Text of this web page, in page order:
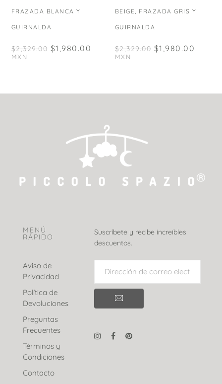
FRAZADA BLANCA Y
GUIRNALDA
$2,329.00 $1,980.00
MXN
BEIGE, FRAZADA GRIS Y
GUIRNALDA
$2,329.00 $1,980.00
MXN
MENÚ
RÁPIDO
Aviso de
Privacidad
Política de
Devoluciones
Preguntas
Frecuentes
Términos y
Condiciones
Contacto
Suscríbete y recibe increíbles
descuentos.